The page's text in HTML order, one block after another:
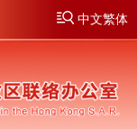
中文繁体